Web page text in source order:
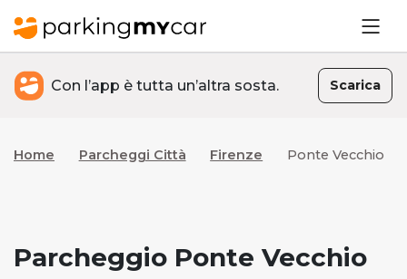
Con l’app è tutta un’altra sosta. Scarica
Home Parcheggi Città Firenze Ponte Vecchio
Parcheggio Ponte Vecchio